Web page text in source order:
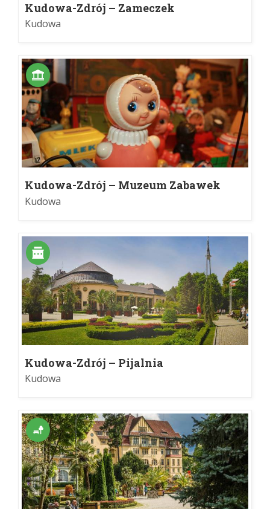
Kudowa-Zdrój – Zameczek
Kudowa
Kudowa-Zdrój – Muzeum Zabawek
Bajka
Kudowa
Kudowa-Zdrój – Pijalnia
Kudowa